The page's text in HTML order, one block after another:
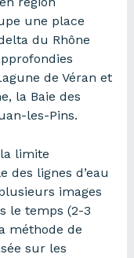
une place
du Rhône
de Véran et
la Baie des
les-Pins.
limite
des lignes d’eau
images
le temps (2-3
méthode de
sur les